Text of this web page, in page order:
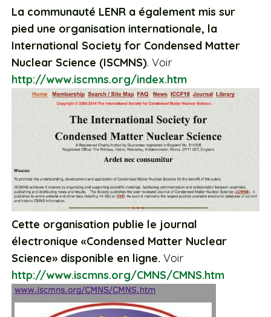
La communauté LENR a également mis sur
pied une organisation internationale, la
International Society for Condensed Matter
Nuclear Science (ISCMNS). Voir
http://www.iscmns.org/index.htm
Cette organisation publie le journal
électronique «Condensed Matter Nuclear
Science» disponible en ligne. Voir
http://www.iscmns.org/CMNS/CMNS.htm